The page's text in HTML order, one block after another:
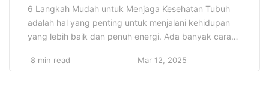
6 Langkah Mudah untuk Menjaga Kesehatan Tubuh
adalah hal yang penting untuk menjalani kehidupan
yang lebih baik dan penuh energi. Ada banyak cara
secara optimal, dan salah satu cara terbaik adalah
8 min read Mar 12, 2025